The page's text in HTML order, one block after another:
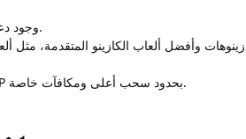
وجود دعم باللغة العربية عبر الدردشة أو البريد الإلكتروني مهم جدًا لضمان تجربة مريحة وسلسة.
وأفضل ألعاب الكازينو المتقدمة، مثل
كما يضيف الموقع لعبة Bonus Crab الجانبية، إلى جانب البطولات والتحديات وبرنامج VIP بحدود سحب أعلى ومكافآت خاصة.